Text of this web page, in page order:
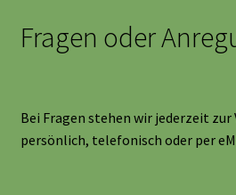
Fragen oder
Bei Fragen stehen wir jederzeit
persönlich, telefonisch oder per